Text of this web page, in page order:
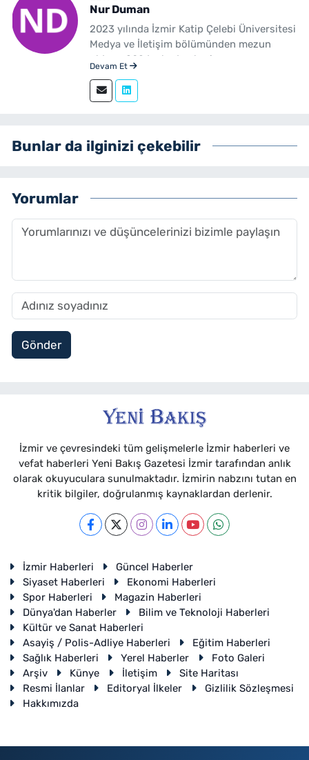
Nur Duman
2023 yılında İzmir Katip Çelebi Üniversitesi
Medya ve İletişim bölümünden mezun
oldum. 2024 yılından beri
olarak çalışmaktayım.
Devam Et
Bunlar da ilginizi çekebilir
Yorumlar
Gönder
İzmir ve çevresindeki tüm gelişmelerle İzmir haberleri ve
vefat haberleri Yeni Bakış Gazetesi İzmir tarafından anlık
olarak okuyuculara sunulmaktadır. İzmirin nabzını tutan en
kritik bilgiler, doğrulanmış kaynaklardan derlenir.
İzmir Haberleri
Güncel Haberler
Siyaset Haberleri
Ekonomi Haberleri
Spor Haberleri
Magazin Haberleri
Dünya'dan Haberler
Bilim ve Teknoloji Haberleri
Kültür ve Sanat Haberleri
Asayiş / Polis-Adliye Haberleri
Eğitim Haberleri
Sağlık Haberleri
Yerel Haberler
Foto Galeri
Arşiv
Künye İletişim
Site Haritası
Resmi İlanlar
Editoryal İlkeler
Gizlilik Sözleşmesi
Hakkımızda